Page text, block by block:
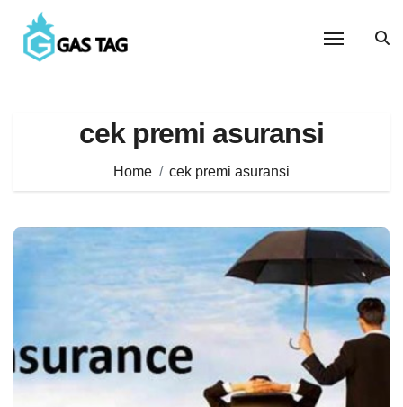
content
cek premi asuransi
Home cek premi asuransi